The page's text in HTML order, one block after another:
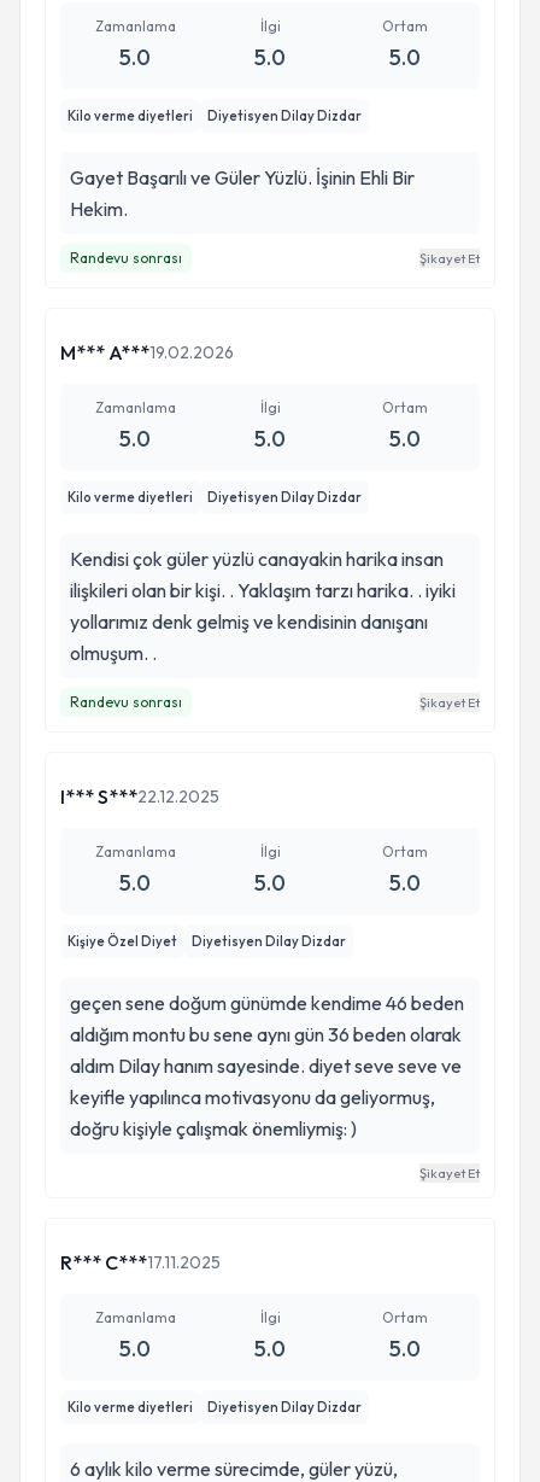
Zamanlama
5.0
İlgi
5.0
Ortam
5.0
Kilo verme diyetleri Diyetisyen Dilay Dizdar
Gayet Başarılı ve Güler Yüzlü. İşinin Ehli Bir
Hekim.
Randevu sonrası Şikayet Et
M*** A***19.02.2026
Zamanlama
5.0
İlgi
5.0
Ortam
5.0
Kilo verme diyetleri Diyetisyen Dilay Dizdar
Kendisi çok güler yüzlü canayakin harika insan
ilişkileri olan bir kişi. . Yaklaşım tarzı harika. . iyiki
yollarımız denk gelmiş ve kendisinin danışanı
olmuşum. .
Randevu sonrası Şikayet Et
I*** S***22.12.2025
Zamanlama
5.0
İlgi
5.0
Ortam
5.0
Kişiye Özel Diyet Diyetisyen Dilay Dizdar
geçen sene doğum günümde kendime 46 beden
aldığım montu bu sene aynı gün 36 beden olarak
aldım Dilay hanım sayesinde. diyet seve seve ve
keyifle yapılınca motivasyonu da geliyormuş,
doğru kişiyle çalışmak önemliymiş: )
Şikayet Et
R*** C***17.11.2025
Zamanlama
5.0
İlgi
5.0
Ortam
5.0
Kilo verme diyetleri Diyetisyen Dilay Dizdar
6 aylık kilo verme sürecimde, güler yüzü,